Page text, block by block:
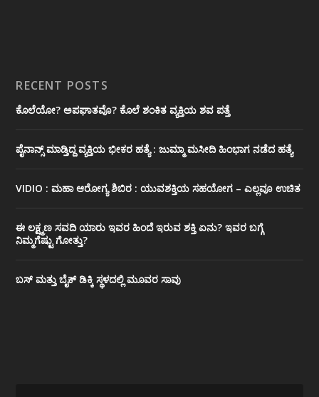
RECENT POSTS
ಕೊಲೆಯೋ? ಅಪಘಾತವೊ? ಕೊಲೆ ಶಂಕಿತ ವ್ಯಕ್ತಿಯ ಶವ ಪತ್ತೆ
ಪೈನಾನ್ಸ್ ಮಾಡ್ತಿದ್ದ ವ್ಯಕ್ತಿಯ ಭೀಕರ‌ ಹತ್ಯೆ : ಜುಮ್ಮಾ ಮಸೀದಿ ಹಿಂಭಾಗ ನಡೆದ ಹತ್ಯೆ
VIDIO : ಮಹಾ ಆರೋಗ್ಯ ಶಿಬಿರ : ಯುವಶಕ್ತಿಯ ಸಹಯೋಗ – ಎಲ್ಲವೂ ಉಚಿತ
ಈ ಲಕ್ಷ್ಮಣ ಸವದಿ ಯಾರು ಇವರ ಹಿಂದೆ ಇರುವ ಶಕ್ತಿ ಏನು? ಇವರ ಬಗ್ಗೆ
ನಿಮ್ಮಗೆಷ್ಟು ಗೋತ್ತು?
ಬಸ್ ಮತ್ತು ಬೈಕ್ ಡಿಕ್ಕಿ ಸ್ಥಳದಲ್ಲಿ ಮೂವರ ಸಾವು